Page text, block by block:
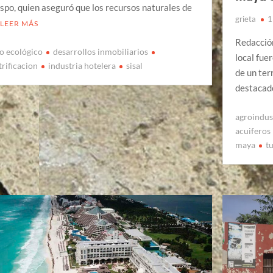
quien aseguró que los recursos naturales de
LEER MÁS
ecológico
desarrollos inmobiliarios
industria hotelera sisal
grieta
local
de un
acuiferos
maya